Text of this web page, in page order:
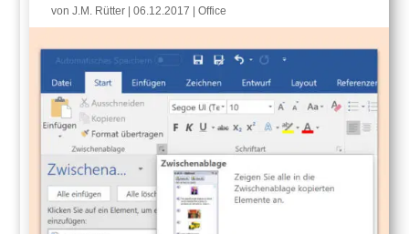
vonJ.M. Rütter |06.12.2017 |Office